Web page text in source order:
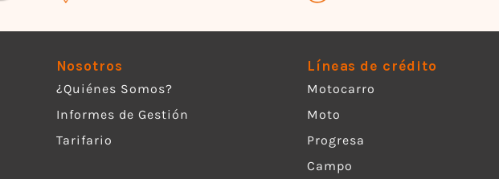
Nosotros
¿Quiénes Somos?
Informes de Gestión
Tarifario
Líneas de crédito
Motocarro
Moto
Progresa
Campo